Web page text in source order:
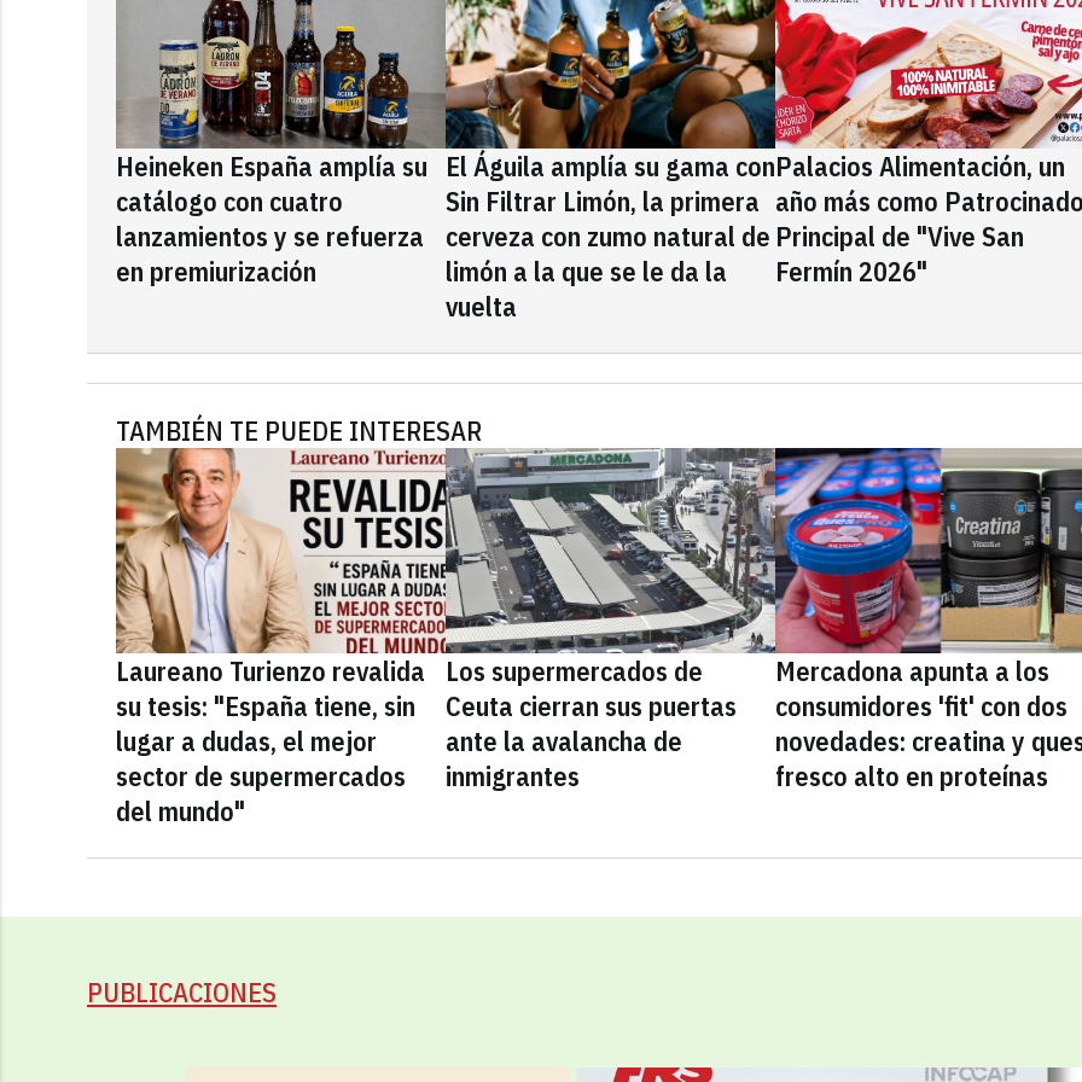
Heineken España amplía su
catálogo con cuatro
lanzamientos y se refuerza
en premiurización
El Águila amplía su gama con
Sin Filtrar Limón, la primera
cerveza con zumo natural de
limón a la que se le da la
vuelta
Palacios Alimentación, un
año más como
Principal de "Vive San
Fermín 2026"
TAMBIÉN TE PUEDE INTERESAR
Laureano Turienzo revalida
su tesis: "España tiene, sin
lugar a dudas, el mejor
sector de supermercados
del mundo"
Los supermercados de
Ceuta cierran sus puertas
ante la avalancha de
inmigrantes
Mercadona apunta a los
consumidores 'fit' con dos
novedades: creatina y
fresco alto en proteínas
PUBLICACIONES